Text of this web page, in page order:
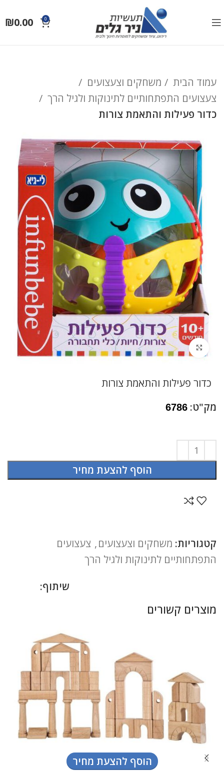
0
₪0.00
עמוד הבית
משחקים וצעצועים
צעצועים התפתחותיים לתינוקות ולגיל הרך
כדור פעילות והתאמת צורות
לחץ להגדלה
כדור פעילות והתאמת צורות
מק"ט: 6786
הוסף להצעת מחיר
קטגוריות: משחקים וצעצועים, צעצועים
התפתחותיים לתינוקות ולגיל הרך
שיתוף:
מוצרים קשורים
הוסף להצעת מחיר